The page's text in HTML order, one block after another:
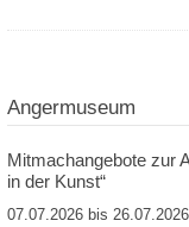
Angermuseum
Mitmachangebote zur
in der Kunst“
07.07.2026 bis 26.07.2026